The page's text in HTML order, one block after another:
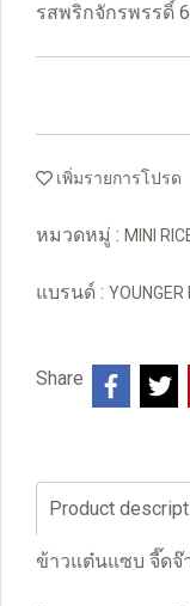
รสพริกจักรพรรดิ์
เพิ่มรายการโปรด
หมวดหมู่ : MINI
แบรนด์ : YOUNGER
Share
Product
ข้าวแต๋นแซบ จี๊ดจ๊